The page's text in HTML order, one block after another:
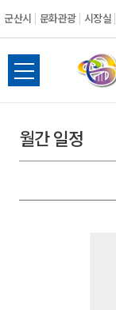
군산시 문화관광 시장실
전
체
뉴
열
월간 일정